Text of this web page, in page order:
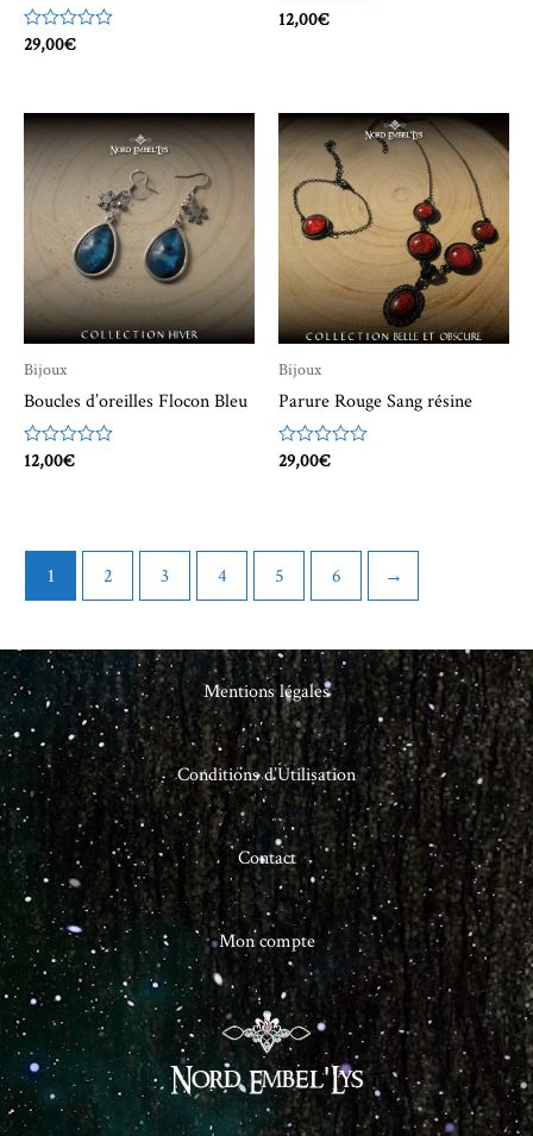
Note
29,00€
Note
12,00€
Bijoux
Boucles d’oreilles Flocon Bleu
Note
12,00€
Bijoux
Parure Rouge Sang résine
Note
29,00€
1 2 3 4 5 6 →
Mentions légales
Conditions d’Utilisation
Contact
Mon compte